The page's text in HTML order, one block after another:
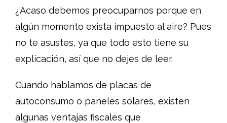
¿Acaso debemos preocuparnos porque en
algún momento exista impuesto al aire? Pues
no te asustes, ya que todo esto tiene su
explicación, así que no dejes de leer.
Cuando hablamos de placas de
autoconsumo o paneles solares, existen
algunas ventajas fiscales que